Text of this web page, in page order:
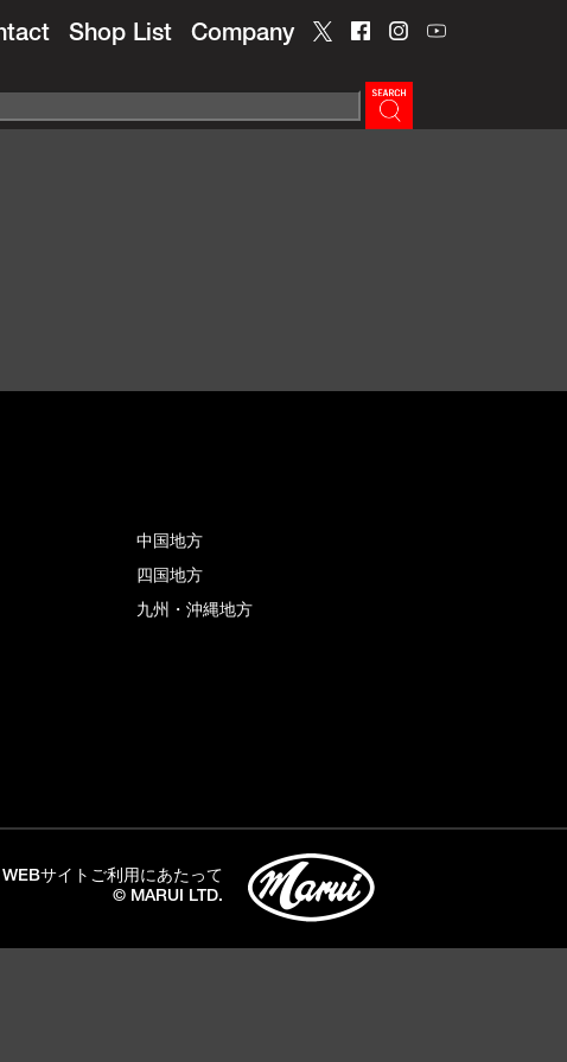
Company
Shop List
中国地方
四国地方
九州・沖縄地方
WEBサイトご利用にあたって
© MARUI LTD.